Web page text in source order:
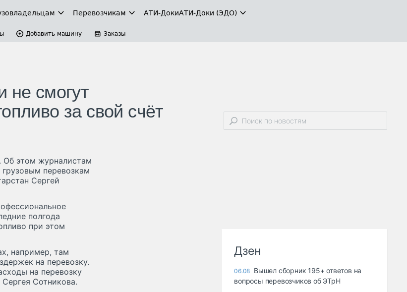
Перевозчикам АТИ-ДокиАТИ-Доки (ЭДО)
Добавить машину Заказы
не смогут
за свой счёт
Об этом журналистам
грузовым перевозкам
Сергей
полгода
при этом
например, там
на перевозку.
на перевозку
Сотникова.
Дзен
06.08 Вышел сборник 195+ ответов на
вопросы перевозчиков об ЭТрН